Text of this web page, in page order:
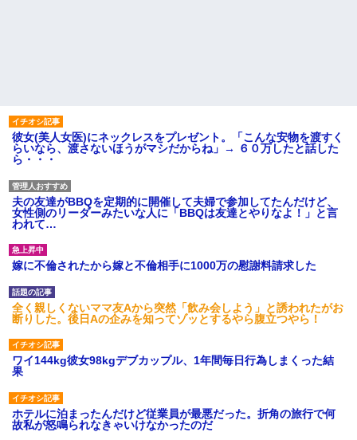
彼女(美人女医)にネックレスをプレゼント。「こんな安物を渡すく
らいなら、渡さないほうがマシだからね」→ ６０万したと話した
ら・・・
夫の友達がBBQを定期的に開催して夫婦で参加してたんだけど、
女性側のリーダーみたいな人に「BBQは友達とやりなよ！」と言
われて…
嫁に不倫されたから嫁と不倫相手に1000万の慰謝料請求した
全く親しくないママ友Aから突然「飲み会しよう」と誘われたがお
断りした。後日Aの企みを知ってゾッとするやら腹立つやら！
ワイ144kg彼女98kgデブカップル、1年間毎日行為しまくった結
果
ホテルに泊まったんだけど従業員が最悪だった。折角の旅行で何
故私が怒鳴られなきゃいけなかったのだ